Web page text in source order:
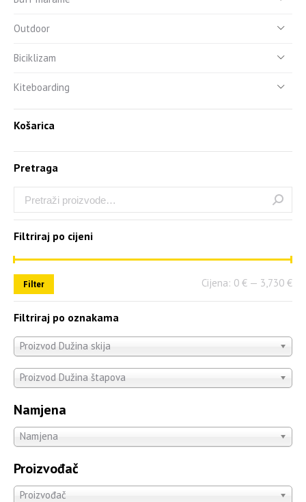
Outdoor
Biciklizam
Kiteboarding
Košarica
Pretraga
Filtriraj po cijeni
Filter Cijena: 0 € — 3,730 €
Filtriraj po oznakama
Proizvod Dužina skija
Proizvod Dužina štapova
Namjena
Namjena
Proizvođač
Proizvođač